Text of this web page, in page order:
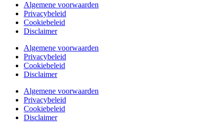
Algemene voorwaarden
Privacybeleid
Cookiebeleid
Disclaimer
Algemene voorwaarden
Privacybeleid
Cookiebeleid
Disclaimer
Algemene voorwaarden
Privacybeleid
Cookiebeleid
Disclaimer